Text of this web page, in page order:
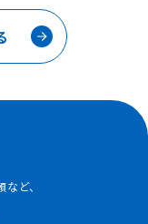
ど、